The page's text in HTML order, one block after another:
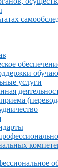
услуги